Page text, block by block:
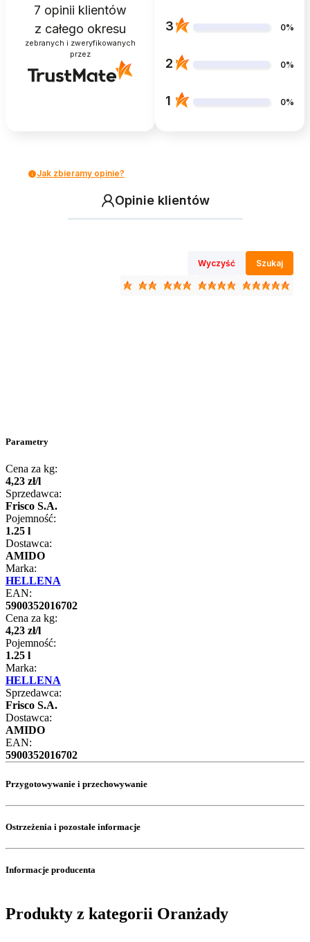
7 opinii klientów
z całego okresu
zebranych i zweryfikowanych
przez
3 0%
2 0%
1 0%
Jak zbieramy opinie?
Opinie klientów
Wyczyść Szukaj
Parametry
Cena za kg:
4,23 zł/l
Sprzedawca:
Frisco S.A.
Pojemność:
1.25 l
Dostawca:
AMIDO
Marka:
HELLENA
EAN:
5900352016702
Cena za kg:
4,23 zł/l
Pojemność:
1.25 l
Marka:
HELLENA
Sprzedawca:
Frisco S.A.
Dostawca:
AMIDO
EAN:
5900352016702
Przygotowywanie i przechowywanie
Ostrzeżenia i pozostałe informacje
Informacje producenta
Produkty z kategorii Oranżady